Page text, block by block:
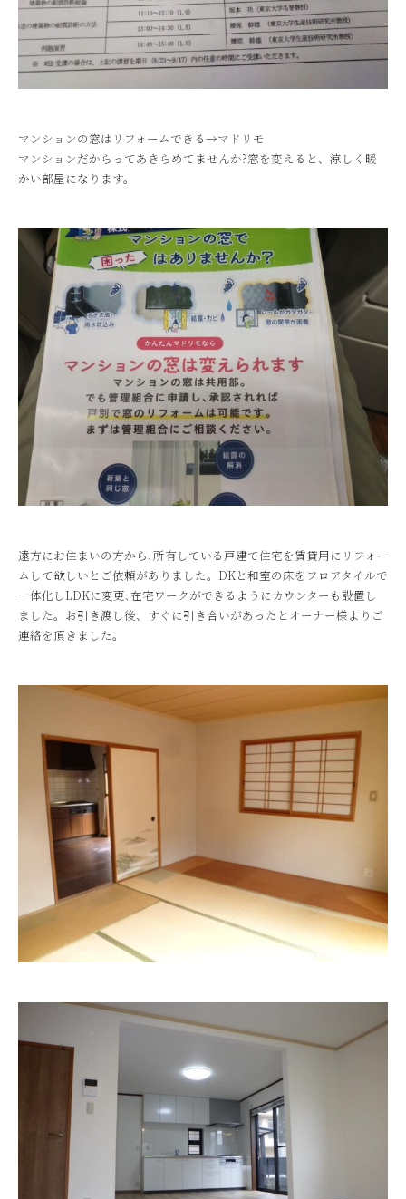
マンションの窓はリフォームできる→マドリモ
マンションだからってあきらめてませんか?窓を変えると、涼しく暖
かい部屋になります。
遠方にお住まいの方から､所有している戸建て住宅を賃貸用にリフォー
ムして欲しいとご依頼がありました。DKと和室の床をフロアタイルで
一体化しLDKに変更､在宅ワークができるようにカウンターも設置し
ました。お引き渡し後、すぐに引き合いがあったとオーナー様よりご
連絡を頂きました。